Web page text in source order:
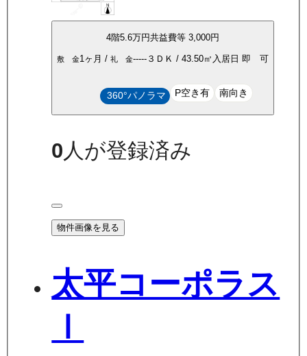
4階5.6万円共益費等3,000円
敷 金1ヶ月 /礼 金----- ３ＤＫ /43.50㎡ 入居日 即 可
360°パノラマ P空き有 南向き
0人が登録済み
物件画像を見る
太平コーポラス